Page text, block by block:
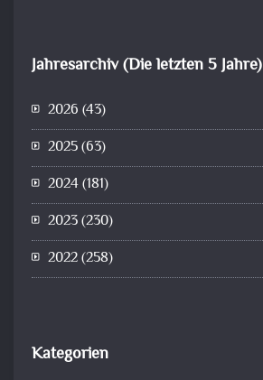
Jahresarchiv (Die letzten 5 Jahre)
2026 (43)
2025(63)
2024(181)
2023(230)
2022(258)
Kategorien